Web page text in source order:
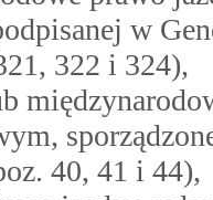
w
322 i 324),
40, 41 i 44),